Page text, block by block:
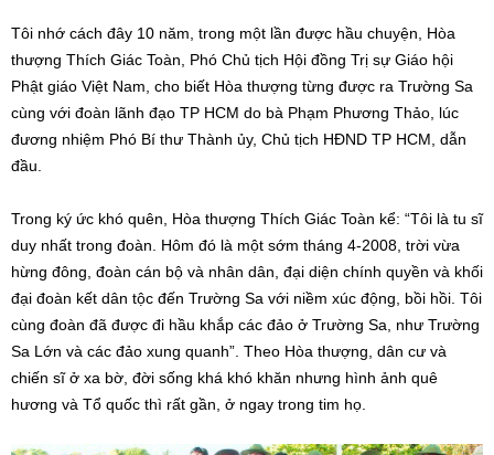
Tôi nhớ cách đây 10 năm, trong một lần được hầu chuyện, Hòa
thượng Thích Giác Toàn, Phó Chủ tịch Hội đồng Trị sự Giáo hội
Phật giáo Việt Nam, cho biết Hòa thượng từng được ra Trường Sa
cùng với đoàn lãnh đạo TP HCM do bà Phạm Phương Thảo, lúc
đương nhiệm Phó Bí thư Thành ủy, Chủ tịch HĐND TP HCM, dẫn
đầu.
Trong ký ức khó quên, Hòa thượng Thích Giác Toàn kể: “Tôi là tu sĩ
duy nhất trong đoàn. Hôm đó là một sớm tháng 4-2008, trời vừa
hừng đông, đoàn cán bộ và nhân dân, đại diện chính quyền và khối
đại đoàn kết dân tộc đến Trường Sa với niềm xúc động, bồi hồi. Tôi
cùng đoàn đã được đi hầu khắp các đảo ở Trường Sa, như Trường
Sa Lớn và các đảo xung quanh”. Theo Hòa thượng, dân cư và
chiến sĩ ở xa bờ, đời sống khá khó khăn nhưng hình ảnh quê
hương và Tổ quốc thì rất gần, ở ngay trong tim họ.